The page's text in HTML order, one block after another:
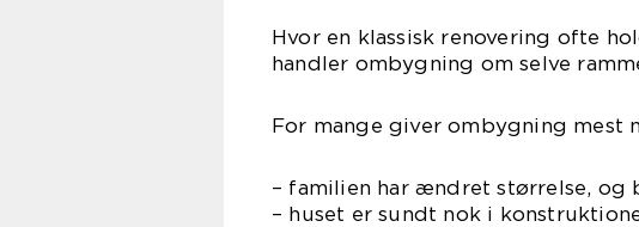
Hvor en klassisk renovering ofte
handler ombygning om selve
For mange giver ombygning mest
– familien har ændret størrelse, og
– huset er sundt nok i